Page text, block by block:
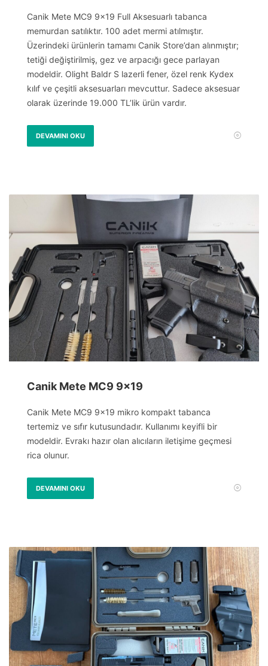
Canik Mete MC9 9×19 Full Aksesuarlı tabanca
memurdan satılıktır. 100 adet mermi atılmıştır.
Üzerindeki ürünlerin tamamı Canik Store’dan alınmıştır;
tetiği değiştirilmiş, gez ve arpacığı gece parlayan
modeldir. Olight Baldr S lazerli fener, özel renk Kydex
kılıf ve çeşitli aksesuarları mevcuttur. Sadece aksesuar
olarak üzerinde 19.000 TL’lik ürün vardır.
DEVAMINI OKU
Canik Mete MC9 9×19
Canik Mete MC9 9×19 mikro kompakt tabanca
tertemiz ve sıfır kutusundadır. Kullanımı keyifli bir
modeldir. Evrakı hazır olan alıcıların iletişime geçmesi
rica olunur.
DEVAMINI OKU